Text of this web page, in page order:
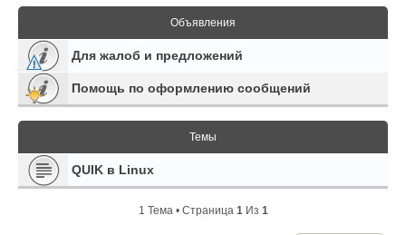
Объявления
Для жалоб и предложений
Помощь по оформлению сообщений
Темы
QUIK в Linux
1 Тема • Страница 1Из 1